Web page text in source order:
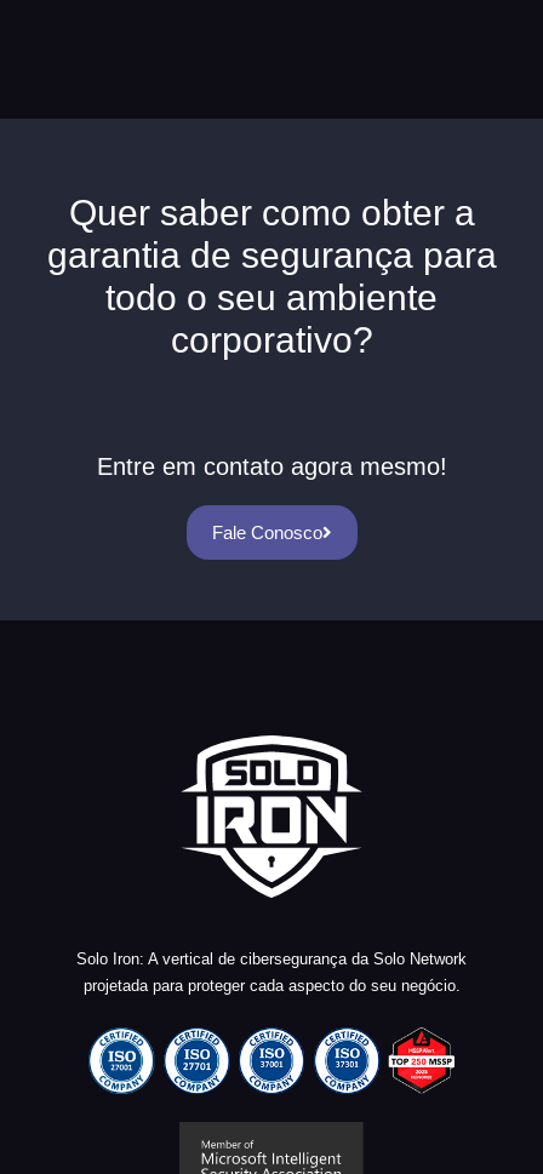
Quer saber como obter a
garantia de segurança para
todo o seu ambiente
corporativo?
Entre em contato agora mesmo!
Fale Conosco
Solo Iron: A vertical de cibersegurança da Solo Network
projetada para proteger cada aspecto do seu negócio.